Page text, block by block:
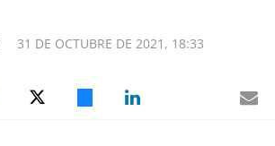
31 DE OCTUBRE DE 2021, 18:33